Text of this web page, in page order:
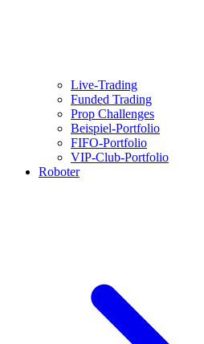
Live-Trading
Funded Trading
Prop Challenges
Beispiel-Portfolio
FIFO-Portfolio
VIP-Club-Portfolio
Roboter